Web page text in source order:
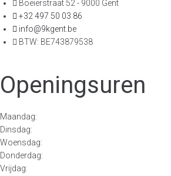
Boeierstraat 52 - 9000 Gent
+32 497 50 03 86
info@9kgent.be
BTW: BE743879538
Openingsuren
Maandag:
Dinsdag:
Woensdag:
Donderdag:
Vrijdag: